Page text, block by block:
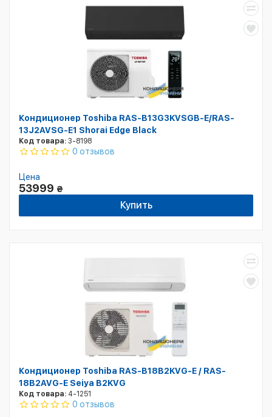
Кондиционер Toshiba RAS-B13G3KVSGB-E/RAS-
13J2AVSG-E1 Shorai Edge Black
Код товара: 3-8198
0 отзывов
Цена
53999 ₴
Купить
Кондиционер Toshiba RAS-B18B2KVG-E / RAS-
18B2AVG-E Seiya B2KVG
Код товара: 4-1251
0 отзывов